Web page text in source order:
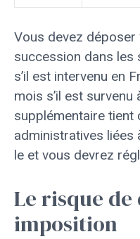
Vous devez
succession dans les
s’il est intervenu en
mois s’il est survenu
supplémentaire
administratives liées
le et vous devrez
Le risque
imposition